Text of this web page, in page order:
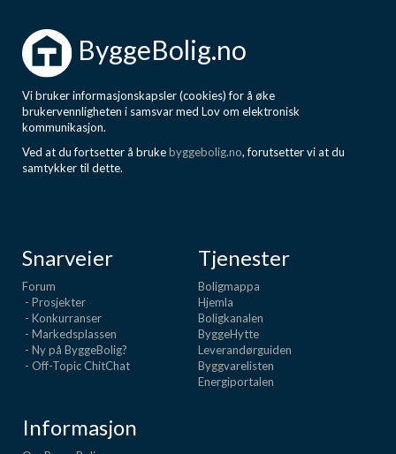
ByggeBolig.no
Vi bruker informasjonskapsler (cookies) for å øke
brukervennligheten i samsvar med Lov om elektronisk
kommunikasjon.
Ved at du fortsetter å brukebyggebolig.no, forutsetter vi at du
samtykker til dette.
Snarveier
Forum
- Prosjekter
- Konkurranser
- Markedsplassen
- Ny på ByggeBolig?
- Off-Topic ChitChat
Tjenester
Boligmappa
Hjemla
Boligkanalen
ByggeHytte
Leverandørguiden
Byggvarelisten
Energiportalen
Informasjon